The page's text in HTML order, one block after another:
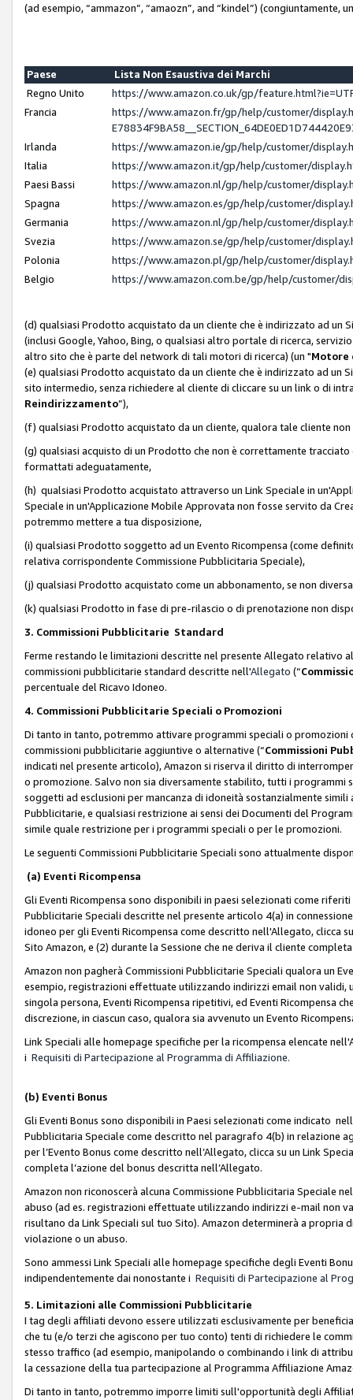
(ad esempio, “ammazon”, “amaozn”, and “kindel”) (congiuntamente,
Paese
Lista Non Esaustiva dei Marchi
Regno Unito
https://www.amazon.co.uk/gp/
Francia
https://www.amazon.fr/gp/help/customer/
Irlanda
https://www.amazon.ie/gp/help/customer/
Italia
https://www.amazon.it/gp/help/customer/
Paesi Bassi
https://www.amazon.nl/gp/help/customer/
Spagna
https://www.amazon.es/gp/help/customer/
Germania
https://www.amazon.nl/gp/help/customer/
Svezia
https://www.amazon.se/gp/help/customer/
Polonia
https://www.amazon.pl/gp/help/customer/
Belgio
https://www.amazon.com.be/gp/help/customer/
(d) qualsiasi Prodotto acquistato da un cliente che è indirizzato ad un
(inclusi Google, Yahoo, Bing, o qualsiasi altro portale di ricerca,
altro sito che è parte del network di tali motori di ricerca) (un "Motore
(e) qualsiasi Prodotto acquistato da un cliente che è indirizzato ad un
sito intermedio, senza richiedere al cliente di cliccare su un link o di
Reindirizzamento”),
(f) qualsiasi Prodotto acquistato da un cliente, qualora tale cliente
(g) qualsiasi acquisto di un Prodotto che non è correttamente
formattati adeguatamente,
(h) qualsiasi Prodotto acquistato attraverso un Link Speciale in
Speciale in un'Applicazione Mobile Approvata non fosse servito da
potremmo mettere a tua disposizione,
(i) qualsiasi Prodotto soggetto ad un Evento Ricompensa (come
relativa corrispondente Commissione Pubblicitaria Speciale),
(j) qualsiasi Prodotto acquistato come un abbonamento, se non
(k) qualsiasi Prodotto in fase di pre-rilascio o di prenotazione non
3. Commissioni Pubblicitarie Standard
Ferme restando le limitazioni descritte nel presente Allegato relativo
commissioni pubblicitarie standard descritte nell'Allegato (“
percentuale del Ricavo Idoneo.
4. Commissioni Pubblicitarie Speciali o Promozioni
Di tanto in tanto, potremmo attivare programmi speciali o
commissioni pubblicitarie aggiuntive o alternative (“Commissioni
indicati nel presente articolo), Amazon si riserva il diritto di
o promozione. Salvo non sia diversamente stabilito, tutti i
soggetti ad esclusioni per mancanza di idoneità sostanzialmente
Pubblicitarie, e qualsiasi restrizione ai sensi dei Documenti del
simile quale restrizione per i programmi speciali o per le promozioni.
Le seguenti Commissioni Pubblicitarie Speciali sono attualmente
(a) Eventi Ricompensa
Gli Eventi Ricompensa sono disponibili in paesi selezionati come
Pubblicitarie Speciali descritte nel presente articolo 4(a) in
idoneo per gli Eventi Ricompensa come descritto nell'Allegato, clicca
Sito Amazon, e (2) durante la Sessione che ne deriva il cliente
Amazon non pagherà Commissioni Pubblicitarie Speciali qualora un
esempio, registrazioni effettuate utilizzando indirizzi email non
singola persona, Eventi Ricompensa ripetitivi, ed Eventi Ricompensa
discrezione, in ciascun caso, qualora sia avvenuto un Evento
Link Speciali alle homepage specifiche per la ricompensa elencate
i Requisiti di Partecipazione al Programma di Affiliazione.
(b) Eventi Bonus
Gli Eventi Bonus sono disponibili in Paesi selezionati come indicato
Pubblicitaria Speciale come descritto nel paragrafo 4(b) in relazione
per l’Evento Bonus come descritto nell’Allegato, clicca su un Link
completa l’azione del bonus descritta nell’Allegato.
Amazon non riconoscerà alcuna Commissione Pubblicitaria Speciale
abuso (ad es. registrazioni effettuate utilizzando indirizzi e-mail non
risultano da Link Speciali sul tuo Sito). Amazon determinerà a propria
violazione o un abuso.
Sono ammessi Link Speciali alle homepage specifiche degli Eventi
indipendentemente dai nonostante i Requisiti di Partecipazione al
5. Limitazioni alle Commissioni Pubblicitarie
I tag degli affiliati devono essere utilizzati esclusivamente per
che tu (e/o terzi che agiscono per tuo conto) tenti di richiedere le
stesso traffico (ad esempio, manipolando o combinando i link di
la cessazione della tua partecipazione al Programma Affiliazione
Di tanto in tanto, potremmo imporre limiti sull'opportunità degli